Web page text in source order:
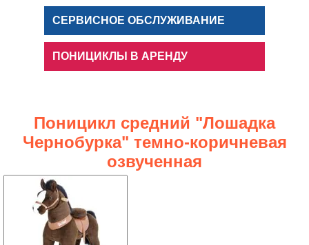
СЕРВИСНОЕ ОБСЛУЖИВАНИЕ
ПОНИЦИКЛЫ В АРЕНДУ
Поницикл средний "Лошадка
Чернобурка" темно-коричневая
озвученная